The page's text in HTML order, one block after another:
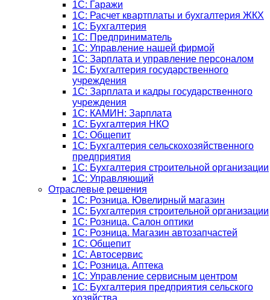
1С: Гаражи
1C: Расчет квартплаты и бухгалтерия ЖКХ
1C: Бухгалтерия
1C: Предприниматель
1C: Управление нашей фирмой
1C: Зарплата и управление персоналом
1C: Бухгалтерия государственного
учреждения
1C: Зарплата и кадры государственного
учреждения
1C: КАМИН: Зарплата
1C: Бухгалтерия НКО
1С: Общепит
1С: Бухгалтерия сельскохозяйст­венного
предприятия
1С: Бухгалтерия строительной организации
1С: Управляющий
Отраслевые решения
1С: Розница. Ювелирный магазин
1С: Бухгалтерия строительной организации
1С: Розница. Салон оптики
1С: Розница. Магазин автозапчастей
1C: Общепит
1С: Автосервис
1С: Розница. Аптека
1С: Управление сервисным центром
1С: Бухгалтерия предприятия сельского
хозяйства